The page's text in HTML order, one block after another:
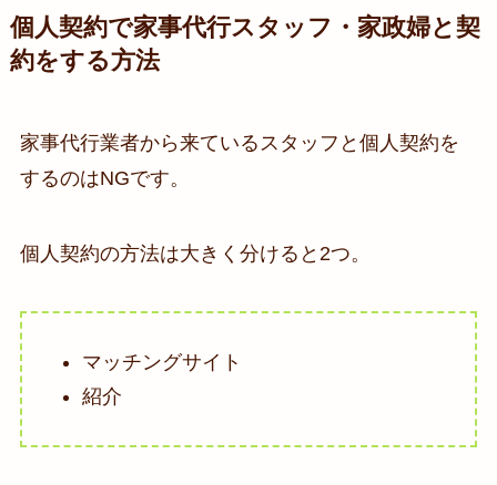
個人契約で家事代行スタッフ・家政婦と契
約をする方法
家事代行業者から来ているスタッフと個人契約を
するのはNGです。
個人契約の方法は大きく分けると2つ。
マッチングサイト
紹介